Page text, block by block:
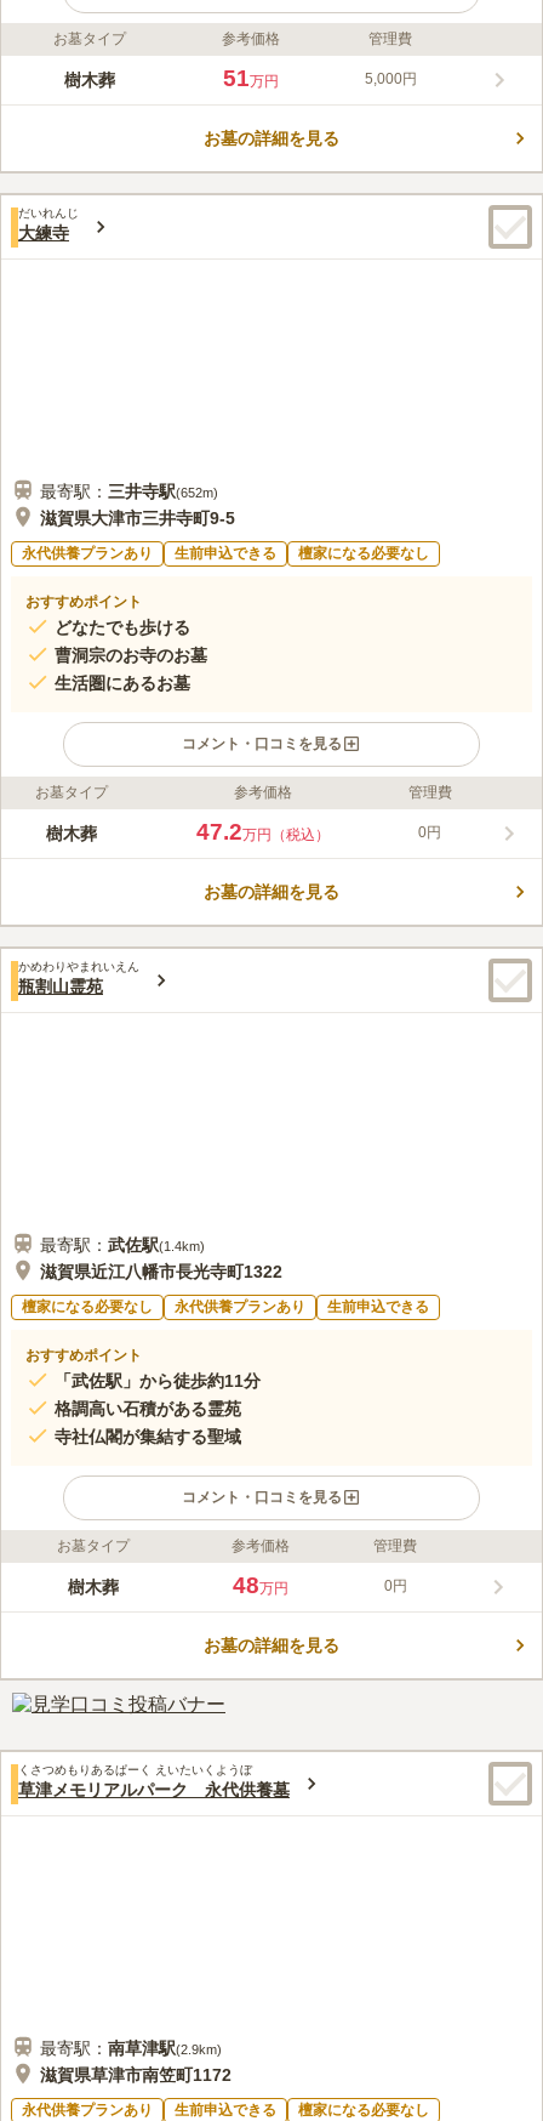
ライフドット編集部のコメント
陽当たりがとてもよい寺院墓地です。 墓域内はフラットになっ
気にすることなくお参りできます。 新名神高速道路「草津田上
口コミ評価
この霊園はまだ誰からも評価されていません。
お墓タイプ 参考価格 管理費
樹木葬 51万円 5,000円
お墓の詳細を見る
だいれんじ
大練寺
最寄駅： 三井寺駅(652m)
滋賀県大津市三井寺町9-5
永代供養プランあり 生前申込できる 檀家になる必要なし
おすすめポイント
どなたでも歩ける
曹洞宗のお寺のお墓
生活圏にあるお墓
コメント・口コミを見る
ライフドット編集部のコメント
曹洞宗のお寺の寺院墓地です。 名神高速道路「大津インター」
いており、いつでも気持ち良くお参りすることができます。 周
口コミ評価
みんなの評価
50代男性
墓地の近辺にはあまり店舗がないため、自家用車で向かうが、事
お墓タイプ 参考価格 管理費
樹木葬 47.2万円（税込） 0円
お墓の詳細を見る
かめわりやまれいえん
瓶割山霊苑
最寄駅： 武佐駅(1.4km)
滋賀県近江八幡市長光寺町1322
檀家になる必要なし 永代供養プランあり 生前申込できる
おすすめポイント
「武佐駅」から徒歩約11分
格調高い石積がある霊苑
寺社仏閣が集結する聖域
コメント・口コミを見る
ライフドット編集部のコメント
「長光城址」の近くにある霊苑です。 清らかな空気の漂う聖域
風通しがとても良いので、気持ち良くお参りできるのも嬉しいポ
場所にあり、駐車場を完備しています。
口コミ評価
40代男性
すぐ近くには購入する店が無いので、あらかじめ自宅近くの店で
購入してからお墓参りに行きます。ただお墓から車で10分ほど離れた場所
にホームセンターはあるので、まずホームセンターに寄って買い物をして
から、お墓参りに行くこともあります。
お墓タイプ 参考価格 管理費
樹木葬 48万円 0円
お墓の詳細を見る
くさつめもりあるぱーく えいたいくようぼ
草津メモリアルパーク 永代供養墓
最寄駅： 南草津駅(2.9km)
滋賀県草津市南笠町1172
永代供養プランあり 生前申込できる 檀家になる必要なし